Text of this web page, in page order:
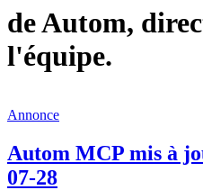
de Autom,
l'équipe.
Annonce
Autom MCP mis à
07-28